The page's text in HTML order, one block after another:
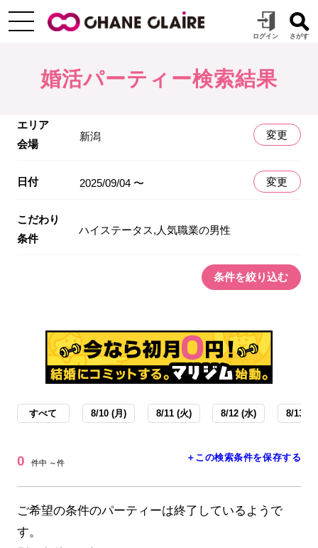
婚活パーティー検索結果
エリア
会場
新潟 変更
日付 2025/09/04 〜 変更
こだわり
条件
ハイステータス,人気職業の男性
条件を絞り込む
すべて 8/10 (月) 8/11 (火) 8/12 (水) 8/13 (
0 件中 ～件 ＋この検索条件を保存する
ご希望の条件のパーティーは終了しているようで
す。